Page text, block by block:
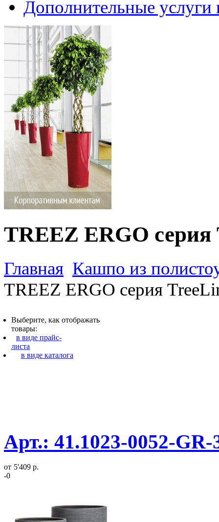
Дополнительные услуги
TREEZ ERGO серия
Главная Кашпо из
TREEZ ERGO серия
Выберите, как отображать
товары:
в виде прайс-
листа
в виде каталога
Арт.: 41.1023-0052-
от 5'409 р.
-0